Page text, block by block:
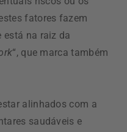
fatores fazem
está na raiz da
“, que marca também
alinhados com a
saudáveis e